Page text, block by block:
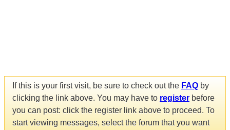
If this is your first visit, be sure to check out the FAQ by
clicking the link above. You may have to register before
you can post: click the register link above to proceed. To
start viewing messages, select the forum that you want